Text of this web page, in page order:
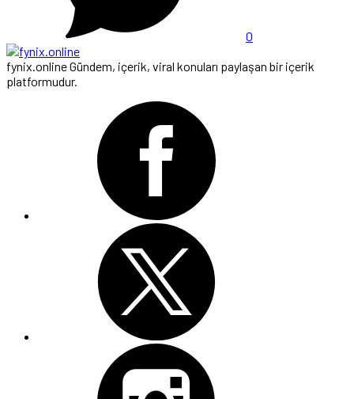
0
fynix.online Gündem, içerik, viral konuları paylaşan bir içerik
platformudur.